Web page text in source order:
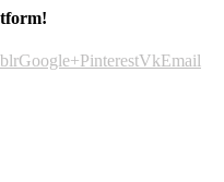
Google+PinterestVkEmail